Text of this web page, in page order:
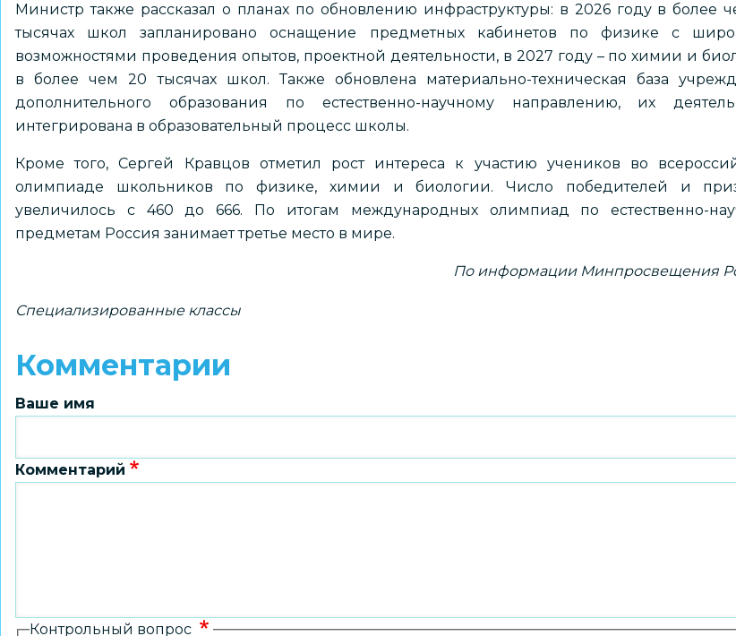
Министр также рассказал о планах по обновлению инфраструктуры: в 2026 году в более
тысячах школ запланировано оснащение предметных кабинетов по физике с
возможностями проведения опытов, проектной деятельности, в 2027 году – по химии и
в более чем 20 тысячах школ. Также обновлена материально-техническая база
дополнительного образования по естественно-научному направлению, их
интегрирована в образовательный процесс школы.
Кроме того, Сергей Кравцов отметил рост интереса к участию учеников во
олимпиаде школьников по физике, химии и биологии. Число победителей и
увеличилось с 460 до 666. По итогам международных олимпиад по естественно-
предметам Россия занимает третье место в мире.
По информации Минпросвещения
Специализированные классы
Комментарии
Ваше имя
Комментарий
Контрольный вопрос